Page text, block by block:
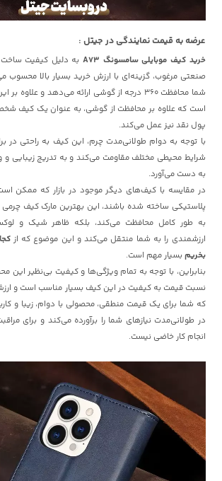
عرضه به قیمت نمایندگی در جیتل :
خرید کیف موبایلی سامسونگ A73
به دلیل کیفیت ساخت
صنعتی مرغوب، گزینه‌ای با ارزش خرید بسیار بالا
شما محافظت 360 درجه از گوشی ارائه می‌دهد و
است که علاوه بر محافظت از گوشی، به عنوان یک کیف
پول نقد نیز عمل می‌کند.
با توجه به دوام طولانی‌مدت چرم، این کیف به راحتی در
شرایط محیطی مختلف مقاومت می‌کند و به تدریج زیبایی
به دست می‌آورد.
در مقایسه با کیف‌های دیگر موجود در بازار که ممکن است
پلاستیکی ساخته شده باشند، این بهترین مارک کیف چرمی
به طور کامل محافظت می‌کند، بلکه ظاهر شیک و
ارزشمندی را به شما منتقل می‌کند و این موضوع که از
بخریم بسیار مهم است.
بنابراین، با توجه به تمام ویژگی‌ها و کیفیت بی‌نظیر
نسبت قیمت به کیفیت در این کیف بسیار مناسب است و ارزش
که شما برای یک قیمت منطقی، محصولی با دوام، زیبا و
در طولانی‌مدت نیازهای شما را برآورده می‌کند و برای
انجام کار خاضی نیست.